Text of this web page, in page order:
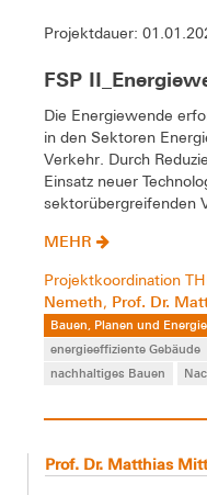
Projektdauer:
FSP
Die Energiewende
in den Sektoren
Verkehr. Durch
Einsatz neuer
sektorübergreifenden
MEHR
Projektkoordination
Nemeth, Prof. Dr.
Bauen, Planen und Energie
energieeffiziente Gebäude
nachhaltiges Bauen
Prof. Dr. Matthias